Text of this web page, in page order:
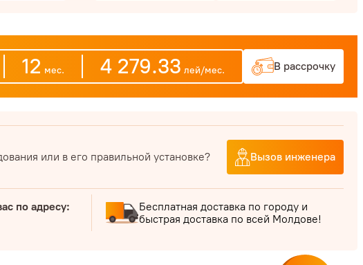
12 мес. 4 279.33 лей/мес. В рассрочку
или в его правильной установке? Вызов инженера
по адресу:
Бесплатная доставка по городу и
быстрая доставка по всей Молдове!